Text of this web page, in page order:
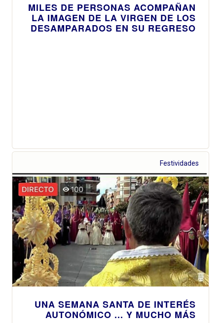
MILES DE PERSONAS ACOMPAÑAN
LA IMAGEN DE LA VIRGEN DE LOS
DESAMPARADOS EN SU REGRESO
Festividades
UNA SEMANA SANTA DE INTERÉS
AUTONÓMICO ... Y MUCHO MÁS